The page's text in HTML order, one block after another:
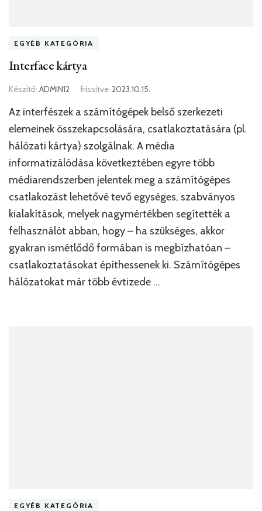
EGYÉB KATEGÓRIA
Interface kártya
Készítő: ADMIN12 frissítve 2023.10.15.
Az interfészek a számítógépek belső szerkezeti
elemeinek összekapcsolására, csatlakoztatására (pl.
hálózati kártya) szolgálnak. A média
informatizálódása következtében egyre több
médiarendszerben jelentek meg a számítógépes
csatlakozást lehetővé tevő egységes, szabványos
kialakítások, melyek nagymértékben segítették a
felhasználót abban, hogy – ha szükséges, akkor
gyakran ismétlődő formában is megbízhatóan –
csatlakoztatásokat építhessenek ki. Számítógépes
hálózatokat már több évtizede …
EGYÉB KATEGÓRIA